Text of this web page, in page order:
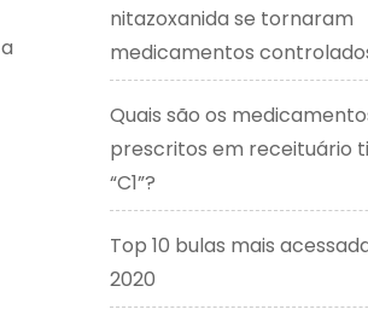
nitazoxanida se tornaram
medicamentos
Quais são os
prescritos em receituário
“C1”?
Top 10 bulas mais
2020